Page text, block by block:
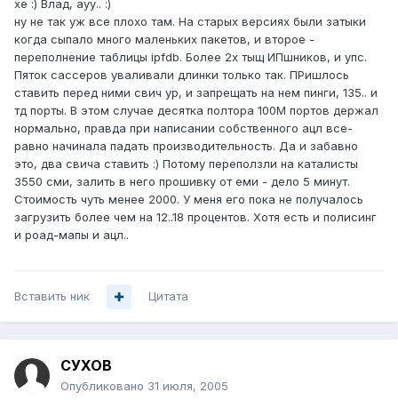
хе :) Влад, ауу.. :)
ну не так уж все плохо там. На старых версиях были затыки
когда сыпало много маленьких пакетов, и второе -
переполнение таблицы ipfdb. Более 2х тыщ ИПшников, и упс.
Пяток сассеров уваливали длинки только так. ПРишлось
ставить перед ними свич ур, и запрещать на нем пинги, 135.. и
тд порты. В этом случае десятка полтора 100М портов держал
нормально, правда при написании собственного ацл все-
равно начинала падать производительность. Да и забавно
это, два свича ставить :) Потому переползли на каталисты
3550 сми, залить в него прошивку от еми - дело 5 минут.
Стоимость чуть менее 2000. У меня его пока не получалось
загрузить более чем на 12..18 процентов. Хотя есть и полисинг
и роад-мапы и ацл..
Вставить ник Цитата
СУХОВ
Опубликовано 31 июля, 2005